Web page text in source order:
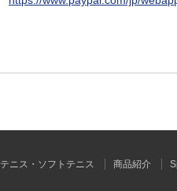
テニス・ソフトテニス 商品紹介